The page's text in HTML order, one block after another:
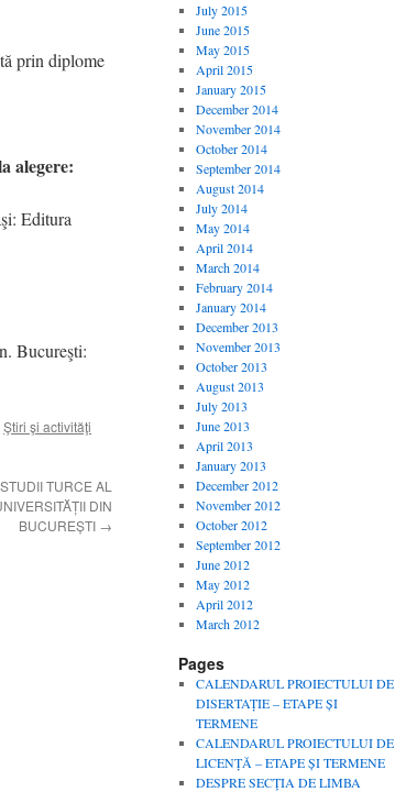
prin diplome
alegere:
Editura
Bucureşti:
Ştiri şi activităţi
TURCE AL
DIN
BUCUREȘTI →
July 2015
June 2015
May 2015
April 2015
January 2015
December 2014
November 2014
October 2014
September 2014
August 2014
July 2014
May 2014
April 2014
March 2014
February 2014
January 2014
December 2013
November 2013
October 2013
August 2013
July 2013
June 2013
April 2013
January 2013
December 2012
November 2012
October 2012
September 2012
June 2012
May 2012
April 2012
March 2012
Pages
CALENDARUL PROIECTULUI DE
DISERTAȚIE – ETAPE ȘI
TERMENE
CALENDARUL PROIECTULUI DE
LICENȚĂ – ETAPE ȘI TERMENE
DESPRE SECŢIA DE LIMBA